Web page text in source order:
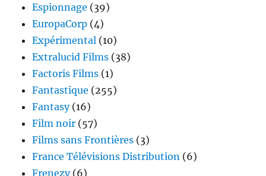
Espionnage (39)
EuropaCorp (4)
Expérimental (10)
Extralucid Films (38)
Factoris Films (1)
Fantastique (255)
Fantasy(16)
Film noir (57)
Films sans Frontières (3)
France Télévisions Distribution (6)
Frenezy(6)